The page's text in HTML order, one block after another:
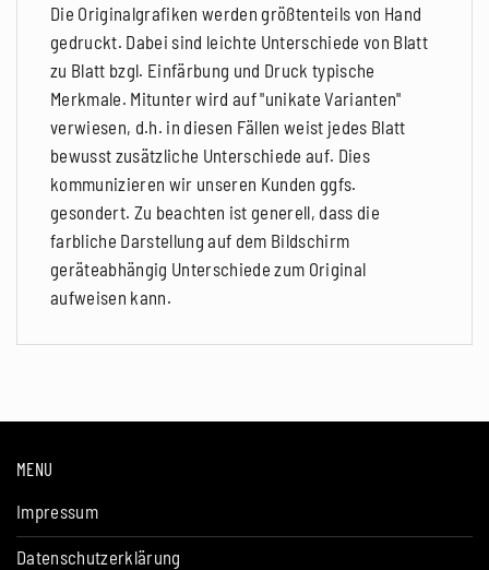
Die Originalgrafiken werden größtenteils von Hand
gedruckt. Dabei sind leichte Unterschiede von Blatt
zu Blatt bzgl. Einfärbung und Druck typische
Merkmale. Mitunter wird auf "unikate Varianten"
verwiesen, d.h. in diesen Fällen weist jedes Blatt
bewusst zusätzliche Unterschiede auf. Dies
kommunizieren wir unseren Kunden ggfs.
gesondert. Zu beachten ist generell, dass die
farbliche Darstellung auf dem Bildschirm
geräteabhängig Unterschiede zum Original
aufweisen kann.
MENU
Impressum
Datenschutzerklärung